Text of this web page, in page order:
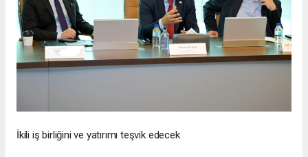
İkili iş birliğini ve yatırımı teşvik edecek